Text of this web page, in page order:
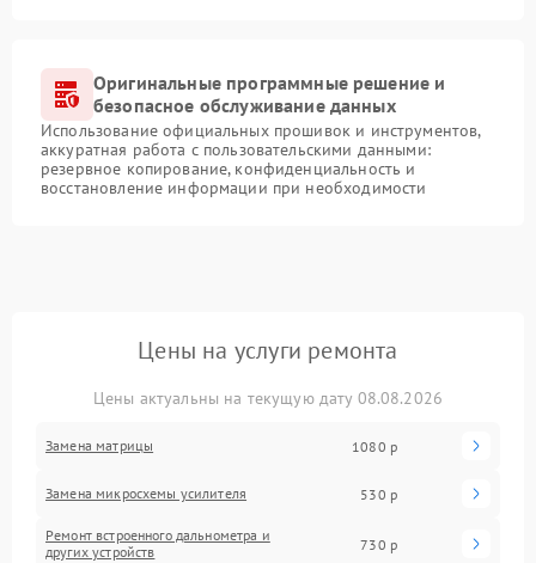
Оригинальные программные решение и
безопасное обслуживание данных
Использование официальных прошивок и инструментов,
аккуратная работа с пользовательскими данными:
резервное копирование, конфиденциальность и
восстановление информации при необходимости
Цены на услуги ремонта
Цены актуальны на текущую дату 08.08.2026
Замена матрицы 1080 р
Замена микросхемы усилителя 530 р
Ремонт встроенного дальнометра и
других устройств
730 р